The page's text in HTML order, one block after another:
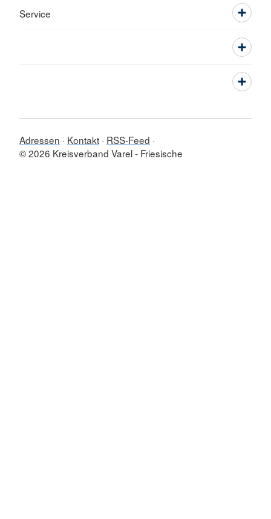
Service
Adressen Kontakt RSS-Feed
© 2026 Kreisverband Varel - Friesische